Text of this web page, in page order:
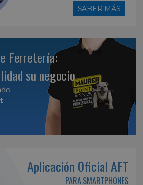
SABER MÁS
Ferretería:
su negocio
Aplicación Oficial AFT
PARA SMARTPHONES